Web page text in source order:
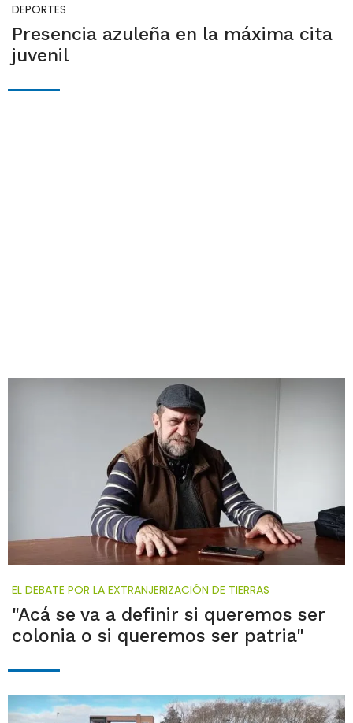
DEPORTES
Presencia azuleña en la máxima cita
juvenil
EL DEBATE POR LA EXTRANJERIZACIÓN DE TIERRAS
"Acá se va a definir si queremos ser
colonia o si queremos ser patria"